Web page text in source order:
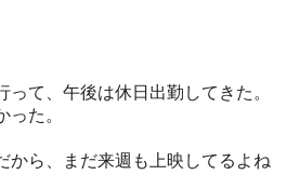
て、午後は休日出勤してきた。
た。
から、まだ来週も上映してるよね